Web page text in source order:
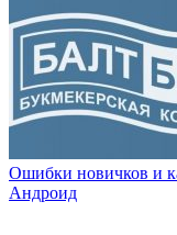
Ошибки новичков и
Андроид